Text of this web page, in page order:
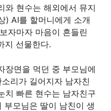
와 현수는 해외에서 뮤지
) AI를 할머니에게 소개
자마자 마음이 흔들린
지 선물한다.
장면을 먹던 중 부모님에
리가 길어지자 남자친
치 빠른 현수는 남자친구
부모님은 딸이 남친이 생